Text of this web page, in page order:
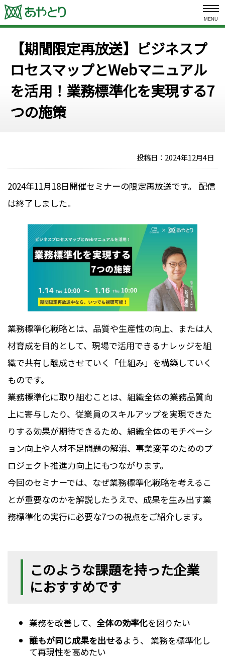
MENU
【期間限定再放送】ビジネスプ
ロセスマップとWebマニュアル
を活用！業務標準化を実現する7
つの施策
投稿日： 2024年12月4日
2024年11月18日開催セミナーの限定再放送です。 配信
は終了しました。
業務標準化戦略とは、品質や生産性の向上、または人
材育成を目的として、現場で活用できるナレッジを組
織で共有し醸成させていく「仕組み」を構築していく
ものです。
業務標準化に取り組むことは、組織全体の業務品質向
上に寄与したり、従業員のスキルアップを実現できた
りする効果が期待できるため、組織全体のモチベーシ
ョン向上や人材不足問題の解消、事業変革のためのプ
ロジェクト推進力向上にもつながります。
今回のセミナーでは、なぜ業務標準化戦略を考えるこ
とが重要なのかを解説したうえで、成果を生み出す業
務標準化の実行に必要な7つの視点をご紹介します。
このような課題を持った企業
におすすめです
業務を改善して、 全体の効率化を図りたい
誰もが同じ成果を出せるよう、 業務を標準化し
て再現性を高めたい